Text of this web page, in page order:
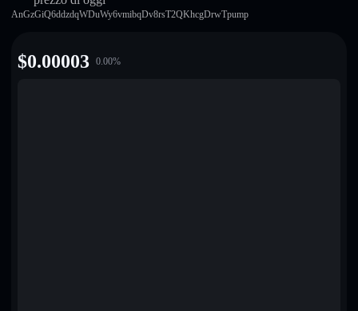
AnGzGiQ6ddzdqWDuWy6vmibqDv8rsT2QKhcgDrwTpump
$0.00003 0.00%